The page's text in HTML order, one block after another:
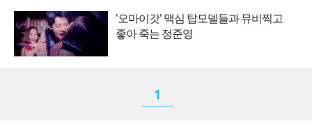
'오마이갓' 맥심 탑모델들과 뮤비찍고
좋아 죽는 정준영
1